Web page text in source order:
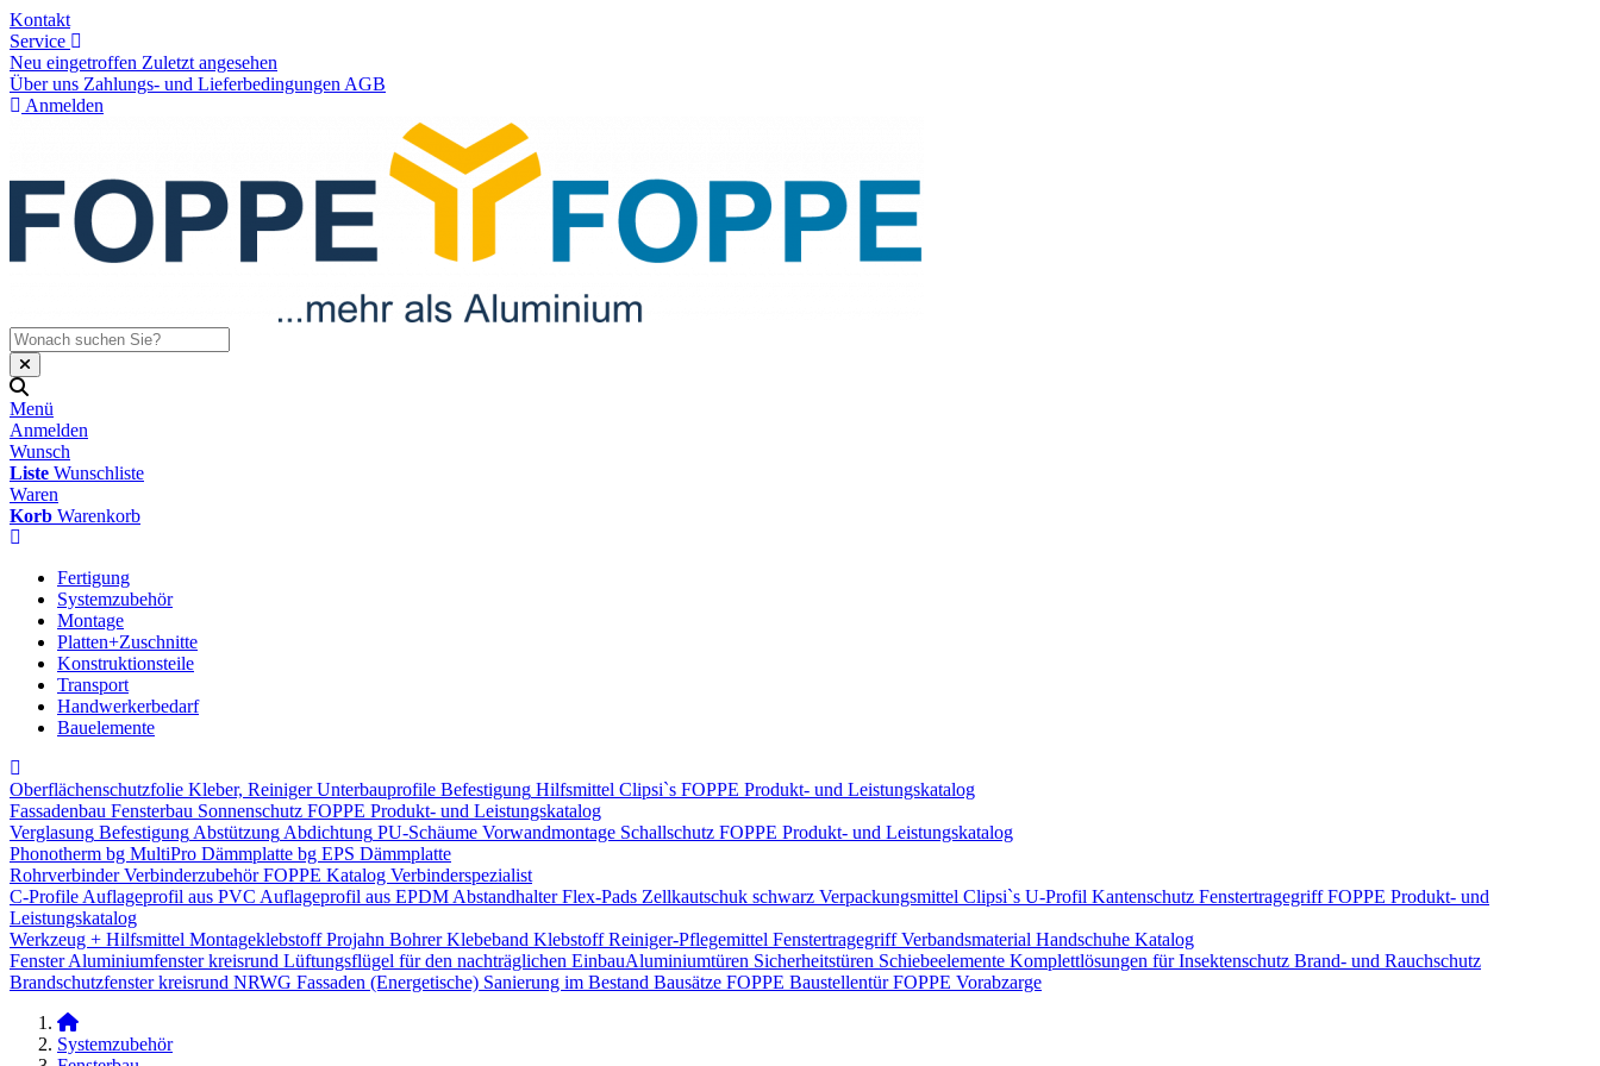
Kontakt
Service
Neu eingetroffen Zuletzt angesehen
Über uns Zahlungs- und Lieferbedingungen AGB
Anmelden
Menü
Anmelden
Wunsch
Liste Wunschliste
Waren
Korb Warenkorb
Fertigung
Systemzubehör
Montage
Platten+Zuschnitte
Konstruktionsteile
Transport
Handwerkerbedarf
Bauelemente
Oberflächenschutzfolie Kleber, Reiniger Unterbauprofile Befestigung Hilfsmittel Clipsi`s FOPPE Produkt- und Leistungskatalog
Fassadenbau Fensterbau Sonnenschutz FOPPE Produkt- und Leistungskatalog
Verglasung Befestigung Abstützung Abdichtung PU-Schäume Vorwandmontage Schallschutz FOPPE Produkt- und Leistungskatalog
Phonotherm bg MultiPro Dämmplatte bg EPS Dämmplatte
Rohrverbinder Verbinderzubehör FOPPE Katalog Verbinderspezialist
C-Profile Auflageprofil aus PVC Auflageprofil aus EPDM Abstandhalter Flex-Pads Zellkautschuk schwarz Verpackungsmittel Clipsi`s U-Profil Kantenschutz Fenstertragegriff FOPPE Produkt- und
Leistungskatalog
Werkzeug + Hilfsmittel Montageklebstoff Projahn Bohrer Klebeband Klebstoff Reiniger-Pflegemittel Fenstertragegriff Verbandsmaterial Handschuhe Katalog
Fenster Aluminiumfenster kreisrund Lüftungsflügel für den nachträglichen Einbau​Aluminiumtüren Sicherheitstüren Schiebeelemente Komplettlösungen für Insektenschutz Brand- und Rauchschutz​
Brandschutzfenster kreisrund NRWG Fassaden (Energetische) Sanierung im Bestand Bausätze FOPPE Baustellentür FOPPE Vorabzarge
Systemzubehör